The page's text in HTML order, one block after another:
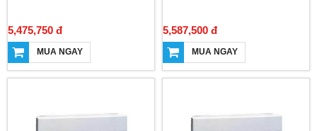
5,475,750 đ
MUA NGAY
5,587,500 đ
MUA NGAY